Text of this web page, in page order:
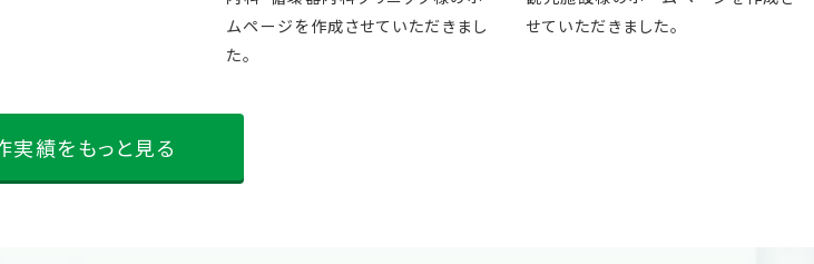
ムページを作成させていただきまし
た。
せていただきました。
実績をもっと見る